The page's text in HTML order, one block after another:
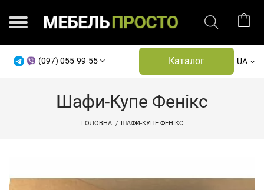
(097) 055-99-55 Каталог UA
Шафи-Купе Фенікс
ГОЛОВНА ШАФИ-КУПЕ ФЕНІКС